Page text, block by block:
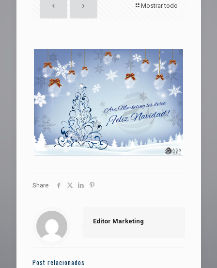
Mostrar todo
Share
Editor Marketing
Post relacionados